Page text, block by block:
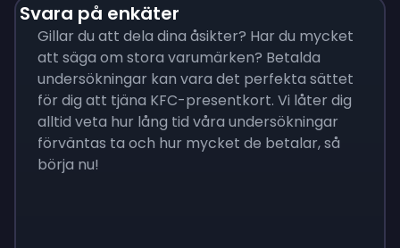
Svara på enkäter
Gillar du att dela dina åsikter? Har du mycket
att säga om stora varumärken? Betalda
undersökningar kan vara det perfekta sättet
för dig att tjäna KFC-presentkort. Vi låter dig
alltid veta hur lång tid våra undersökningar
förväntas ta och hur mycket de betalar, så
börja nu!